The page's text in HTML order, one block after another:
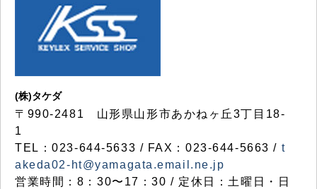
(株)タケダ
〒990-2481 山形県山形市あかねヶ丘3丁目18-
1
TEL：023-644-5633 / FAX：023-644-5663 / t
akeda02-ht@yamagata.email.ne.jp
営業時間：8：30〜17：30 / 定休日：土曜日・日